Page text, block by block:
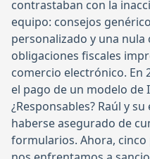
contrastaban con la
equipo: consejos
personalizado y una
obligaciones fiscales
comercio electrónico. En
el pago de un modelo de
¿Responsables? Raúl y
haberse asegurado de
formularios. Ahora,